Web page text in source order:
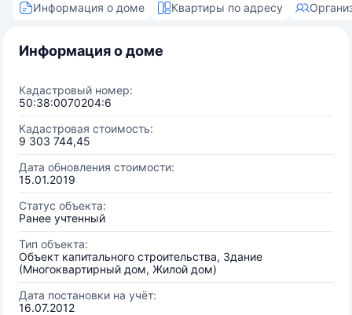
Информация о доме Квартиры по адресу
Информация о доме
Кадастровый номер:
50:38:0070204:6
Кадастровая стоимость:
9 303 744,45
Дата обновления стоимости:
15.01.2019
Статус объекта:
Ранее учтенный
Тип объекта:
Объект капитального строительства, Здание
(Многоквартирный дом, Жилой дом)
Дата постановки на учёт:
16.07.2012